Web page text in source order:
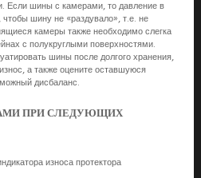
Если шины с камерами, то давление в
шину не «раздувало», т.е. не
камеры также необходимо слегка
с полукруглыми поверхностями.
шины после долгого хранения,
а также оцените оставшуюся
дисбаланс.
ПРИ СЛЕДУЮЩИХ
износа протектора